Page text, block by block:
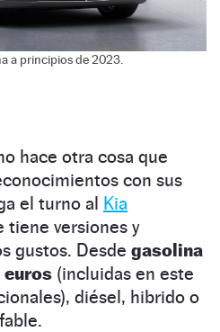
a principios de 2023.
hace otra cosa que
con sus
el turno al Kia
tiene versiones y
gustos. Desde gasolina
euros (incluidas en este
diésel, hibrido o